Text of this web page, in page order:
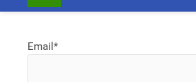
Email*